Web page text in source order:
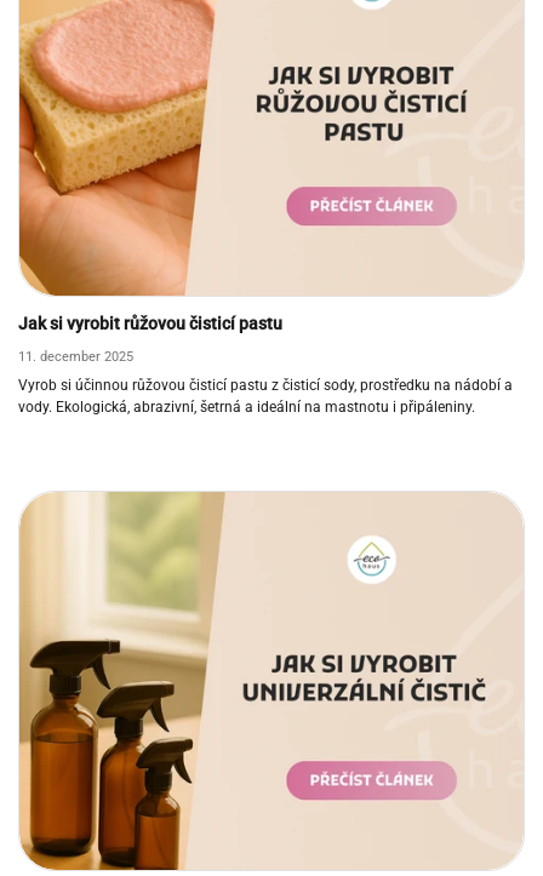
Jak si vyrobit růžovou čisticí pastu
11. december 2025
Vyrob si účinnou růžovou čisticí pastu z čisticí sody, prostředku na nádobí a
vody. Ekologická, abrazivní, šetrná a ideální na mastnotu i připáleniny.